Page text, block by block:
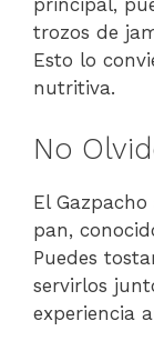
principal,
trozos de
Esto lo
nutritiva.
No
El
pan,
Puedes
servirlos
experiencia